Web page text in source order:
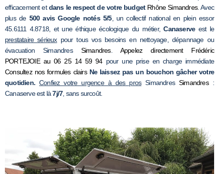
efficacement etdans le respect de votre budget Rhône Simandres. Avec
plus de 500 avis Google notés 5/5, un collectif national en plein essor
45.6111 4.8718, et une éthique écologique du métier,Canaserveest le
prestataire sérieuxpour tous vos besoins en nettoyage, dépannage ou
évacuation Simandres Simandres. Appelez directement Frédéric
PORTEJOIE au 06 25 14 59 94pour une prise en charge immédiate
Consultez nos formules clairs Ne laissez pas un bouchon gâcher votre
quotidien. Confiez votre urgence à des prosSimandresSimandres:
Canaserve est là7j/7, sans surcoût.